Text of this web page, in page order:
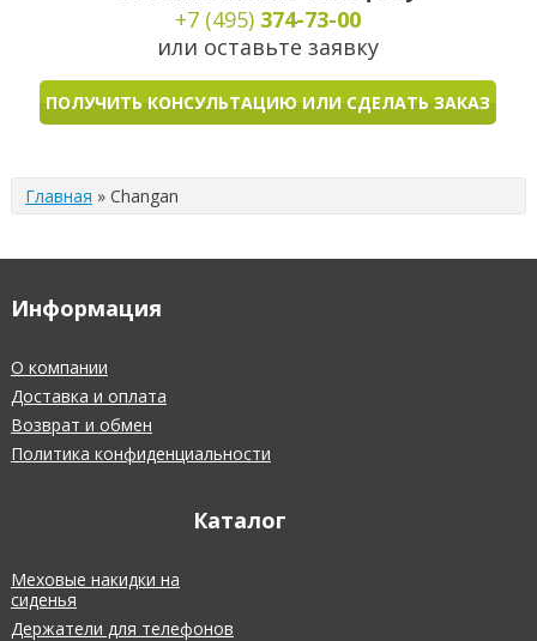
+7 (495) 374-73-00
или оставьте заявку
ПОЛУЧИТЬ КОНСУЛЬТАЦИЮ ИЛИ СДЕЛАТЬ ЗАКАЗ
Главная » Changan
Информация
О компании
Доставка и оплата
Возврат и обмен
Политика конфиденциальности
Каталог
Меховые накидки на
сиденья
Держатели для телефонов